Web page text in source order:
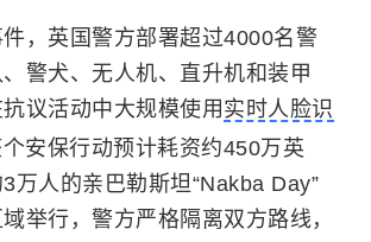
，英国警方部署超过4000名警
警犬、无人机、直升机和装甲
议活动中大规模使用 实时人脸识
个安保行动预计耗资约450万英
万人的亲巴勒斯坦“Nakba Day”
举行，警方严格隔离双方路线，